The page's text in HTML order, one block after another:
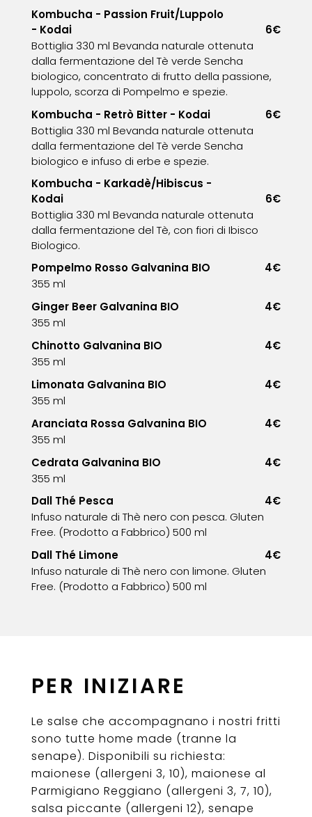
Kombucha - Passion Fruit/Luppolo
- Kodai
6€
Bottiglia 330 ml Bevanda naturale ottenuta
dalla fermentazione del Tè verde Sencha
biologico, concentrato di frutto della passione,
luppolo, scorza di Pompelmo e spezie.
Kombucha - Retrò Bitter - Kodai
6€
Bottiglia 330 ml Bevanda naturale ottenuta
dalla fermentazione del Tè verde Sencha
biologico e infuso di erbe e spezie.
Kombucha - Karkadè/Hibiscus -
Kodai
6€
Bottiglia 330 ml Bevanda naturale ottenuta
dalla fermentazione del Tè, con fiori di Ibisco
Biologico.
Pompelmo Rosso Galvanina BIO
4€
355 ml
Ginger Beer Galvanina BIO
4€
355 ml
Chinotto Galvanina BIO
4€
355 ml
Limonata Galvanina BIO
4€
355 ml
Aranciata Rossa Galvanina BIO
4€
355 ml
Cedrata Galvanina BIO
4€
355 ml
Dall Thé Pesca
4€
Infuso naturale di Thè nero con pesca. Gluten
Free. (Prodotto a Fabbrico) 500 ml
Dall Thé Limone
4€
Infuso naturale di Thè nero con limone. Gluten
Free. (Prodotto a Fabbrico) 500 ml
PER INIZIARE
Le salse che accompagnano i nostri fritti
sono tutte home made (tranne la
senape). Disponibili su richiesta:
maionese (allergeni 3, 10), maionese al
Parmigiano Reggiano (allergeni 3, 7, 10),
salsa piccante (allergeni 12), senape